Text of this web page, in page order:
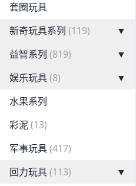
套圈玩具
新奇玩具系列 (119)
▼
益智系列 (819)
▼
娱乐玩具(8)
▼
水果系列
彩泥(13)
军事玩具(417)
回力玩具(113) ▼